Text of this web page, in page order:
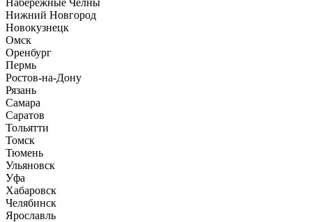
Набережные Челны
Нижний Новгород
Новокузнецк
Омск
Оренбург
Пермь
Ростов-на-Дону
Рязань
Самара
Саратов
Тольятти
Томск
Тюмень
Ульяновск
Уфа
Хабаровск
Челябинск
Ярославль